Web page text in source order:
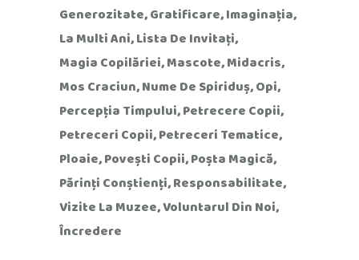
Generozitate Gratificare Imaginația
La Multi Ani Lista De Invitați
Magia Copilăriei Mascote Midacris
Mos Craciun Nume De Spiriduș Opi
Percepția Timpului Petrecere Copii
Petreceri Copii Petreceri Tematice
Ploaie Povești Copii Poșta Magică
Părinți Conștienți Responsabilitate
Vizite La Muzee Voluntarul Din Noi
Încredere